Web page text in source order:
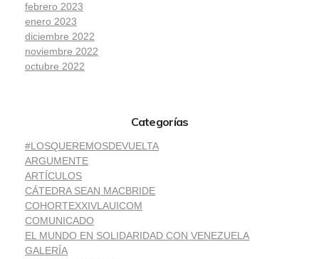
febrero 2023
enero 2023
diciembre 2022
noviembre 2022
octubre 2022
Categorías
#LOSQUEREMOSDEVUELTA
ARGUMENTE
ARTÍCULOS
CÁTEDRA SEAN MACBRIDE
COHORTEXXIVLAUICOM
COMUNICADO
EL MUNDO EN SOLIDARIDAD CON VENEZUELA
GALERÍA